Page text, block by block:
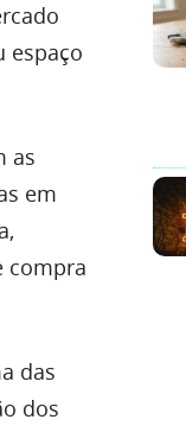
espaço
as
em
compra
das
dos